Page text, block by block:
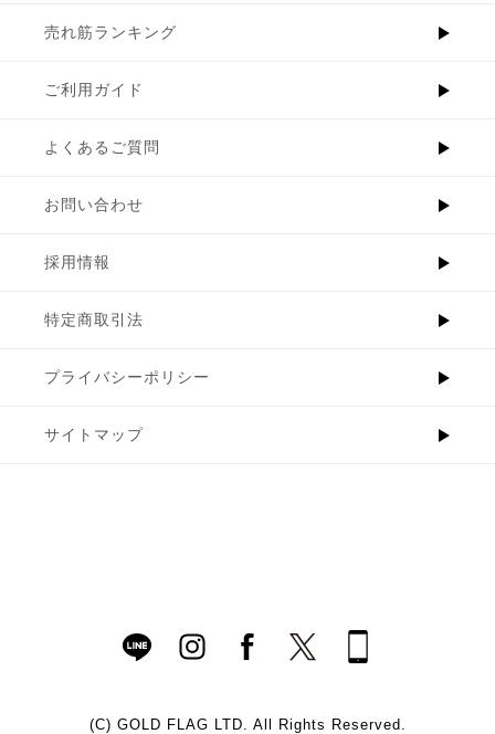
売れ筋ランキング
ご利用ガイド
よくあるご質問
お問い合わせ
採用情報
特定商取引法
プライバシーポリシー
サイトマップ
(C) GOLD FLAG LTD. All Rights Reserved.